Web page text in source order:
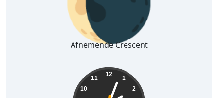
Afnemende Crescent
12
1
2
10
11